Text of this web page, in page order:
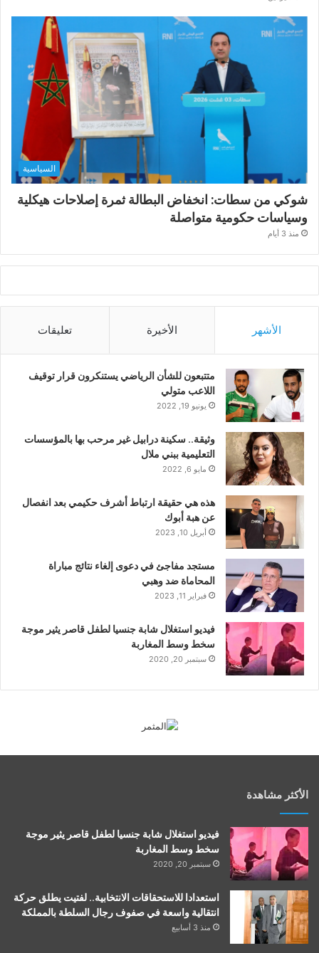
السياسية
شوكي من سطات: انخفاض البطالة ثمرة إصلاحات هيكلية
وسياسات حكومية متواصلة
منذ 3 أيام
الأشهر الأخيرة تعليقات
متتبعون للشأن الرياضي يستنكرون قرار توقيف
اللاعب متولي
يونيو 19, 2022
وثيقة.. سكينة درابيل غير مرحب بها بالمؤسسات
التعليمية ببني ملال
مايو 6, 2022
هذه هي حقيقة ارتباط أشرف حكيمي بعد انفصال
عن هبة أبوك
أبريل 10, 2023
مستجد مفاجئ في دعوى إلغاء نتائج مباراة
المحاماة ضد وهبي
فبراير 11, 2023
فيديو استغلال شابة جنسيا لطفل قاصر يثير موجة
سخط وسط المغاربة
سبتمبر 20, 2020
الأكثر مشاهدة
فيديو استغلال شابة جنسيا لطفل قاصر يثير موجة
سخط وسط المغاربة
سبتمبر 20, 2020
استعدادا للاستحقاقات الانتخابية.. لفتيت يطلق حركة
انتقالية واسعة في صفوف رجال السلطة بالمملكة
منذ 3 أسابيع